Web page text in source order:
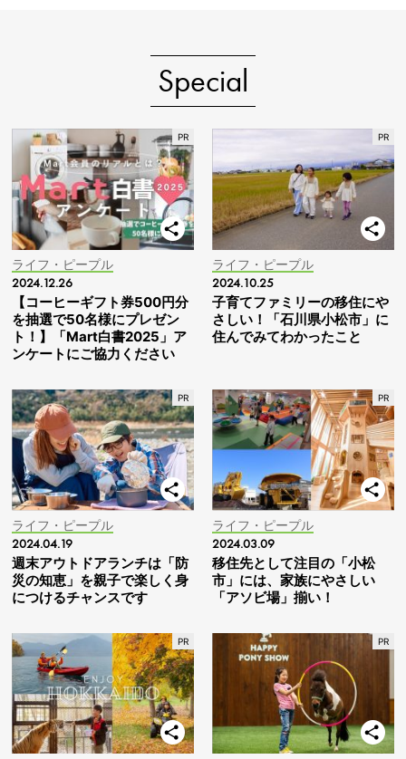
Special
ライフ・ピープル
2024.12.26
【コーヒーギフト券500円分
を抽選で50名様にプレゼン
ト！】「Mart白書2025」ア
ンケートにご協力ください
ライフ・ピープル
2024.10.25
子育てファミリーの移住にや
さしい！「石川県小松市」に
住んでみてわかったこと
ライフ・ピープル
2024.04.19
週末アウトドアランチは「防
災の知恵」を親子で楽しく身
につけるチャンスです
ライフ・ピープル
2024.03.09
移住先として注目の「小松
市」には、家族にやさしい
「アソビ場」揃い！